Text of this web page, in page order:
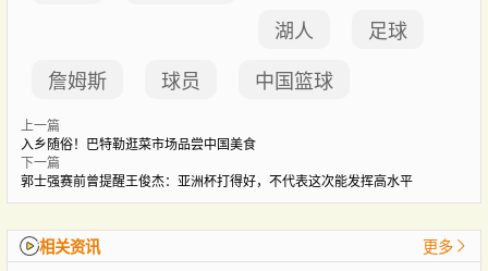
湖人 足球
詹姆斯 球员 中国篮球
上一篇
入乡随俗！巴特勒逛菜市场品尝中国美食
下一篇
郭士强赛前曾提醒王俊杰：亚洲杯打得好，不代表这次能发挥高水平
相关资讯 更多